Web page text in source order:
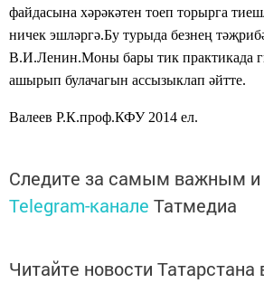
файдасына хәрәкәтен тоеп торырга
ничек эшләргә.Бу турыда безнең
В.И.Ленин.Моны бары тик практикада
ашырып булачагын ассызыклап әйтте.
Валеев Р.К.проф.КФУ 2014 ел.
Следите за самым важным
Telegram-канале Татмедиа
Читайте новости Татарстана